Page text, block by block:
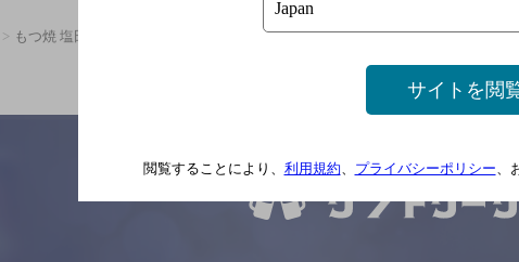
もつ焼 塩田屋 新潟店
サイトを閲
閲覧することにより、 利用規約 プライバシーポリシー